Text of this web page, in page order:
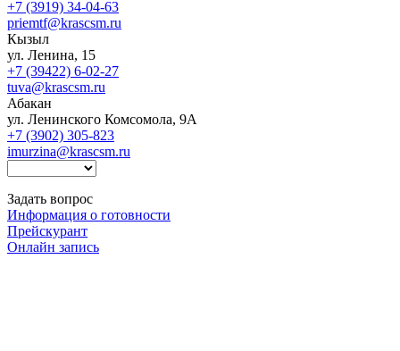
+7 (3919) 34-04-63
priemtf@krascsm.ru
Кызыл
ул. Ленина, 15
+7 (39422) 6-02-27
tuva@krascsm.ru
Абакан
ул. Ленинского Комсомола, 9А
+7 (3902) 305-823
imurzina@krascsm.ru
Задать вопрос
Информация о готовности
Прейскурант
Онлайн запись